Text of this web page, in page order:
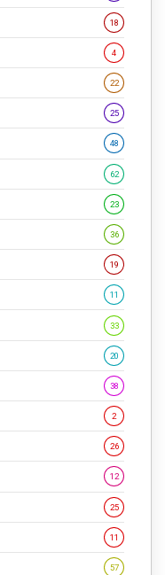
18
4
22
25
48
62
23
36
19
11
33
20
38
2
26
12
25
11
57